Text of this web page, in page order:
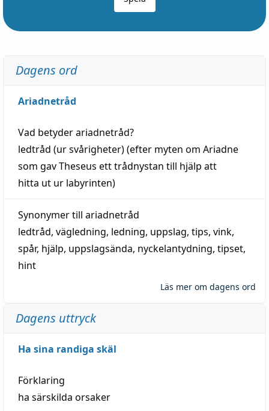
Dagens ord
Ariadnetråd
Vad betyderariadnetråd?
ledtråd (ur svårigheter) (efter myten om Ariadne
som gav Theseus ett trådnystan till hjälp att
hitta ut ur labyrinten)
Synonymer till ariadnetråd
ledtråd, vägledning, ledning, uppslag, tips, vink,
spår, hjälp, uppslagsända, nyckelantydning, tipset,
hint
Läs mer om dagens ord
Dagens uttryck
Ha sina randiga skäl
Förklaring
ha särskilda orsaker